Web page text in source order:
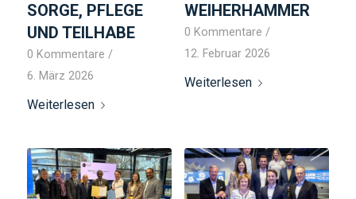
SORGE, PFLEGE
UND TEILHABE
0 Kommentare /
6. März 2026
Weiterlesen
WEIHERHAMMER
0 Kommentare /
12. Februar 2026
Weiterlesen